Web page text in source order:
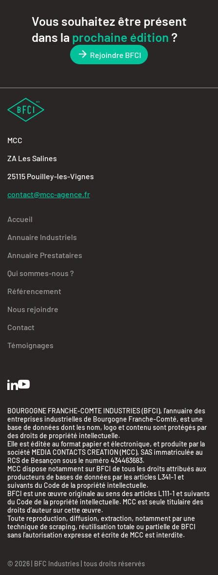
Vous souhaitez être présent
dans la prochaine édition?
Rejoindre BFCI
MCC
ZA Les Salines
25115 Pouilley-les-Vignes
contact@mcc-agence.fr
Accueil
Annuaire Industriels
Annuaire Prestataires
Qui sommes-nous ?
Référencement
Nous rejoindre
Contact
Témoignages
BOURGOGNE FRANCHE-COMTE INDUSTRIES (BFCI), l’annuaire des
entreprises industrielles de Bourgogne Franche-Comté, est une
base de données dont les nom, logo et contenu sont protégés par
des droits de propriété intellectuelle.
Elle est éditée au format papier et électronique, et produite par la
société MEDIA CONTACTS CREATION (MCC), SAS immatriculée au
RCS de Besançon sous le numéro 434463683.
MCC dispose notamment sur BFCI de tous les droits attribués aux
producteurs de bases de données par les articles L341-1 et
suivants du Code de la propriété intellectuelle.
BFCI est une œuvre originale au sens des articles L111-1 et suivants
du Code de la propriété intellectuelle. MCC est seule titulaire des
droits d’auteur sur cette œuvre.
Toute reproduction, diffusion, extraction, notamment par une
technique de scraping, réutilisation totale ou partielle de BFCI
sans l’autorisation expresse et écrite de MCC est interdite.
© 2026 | BFC Industries | tous droits réservés